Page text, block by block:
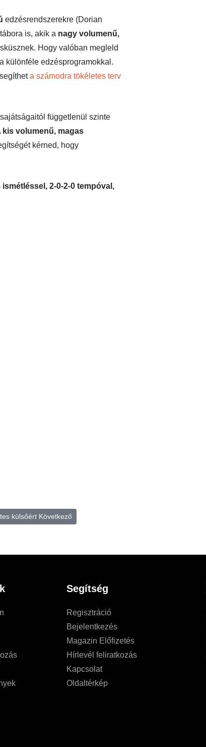
edzésrendszerekre (Dorian
is, akik a nagy volumenű,
Hogy valóban megleld
különféle edzésprogramokkal.
a számodra tökéletes terv
függetlenül szinte
kis volumenű, magas
kérned, hogy
2-0-2-0 tempóval,
külsőért Következő
Segítség
Regisztráció
Bejelentkezés
Magazin Előfizetés
Hírlevél feliratkozás
Kapcsolat
Oldaltérkép